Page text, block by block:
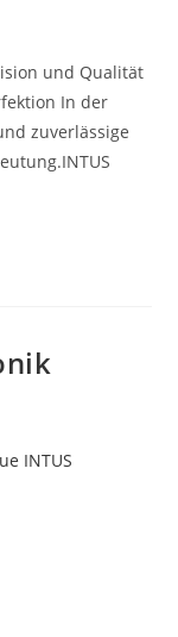
und Qualität
In der
zuverlässige